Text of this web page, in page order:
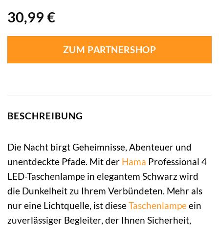
30,99 €
ZUM PARTNERSHOP
BESCHREIBUNG
Die Nacht birgt Geheimnisse, Abenteuer und
unentdeckte Pfade. Mit der Hama Professional 4
LED-Taschenlampe in elegantem Schwarz wird
die Dunkelheit zu Ihrem Verbündeten. Mehr als
nur eine Lichtquelle, ist dieseTaschenlampeein
zuverlässiger Begleiter, der Ihnen Sicherheit,